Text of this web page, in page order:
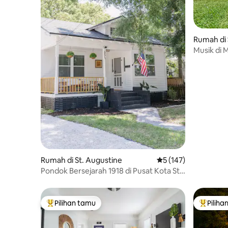
Rumah di St. Augustine Nilai rata-rata 5 dari
5 (147)
Pondok Bersejarah 1918 di Pusat Kota St.
Rumah
Musik di
Pilihan tamu terpopuler
Pilihan tamu Pilihan